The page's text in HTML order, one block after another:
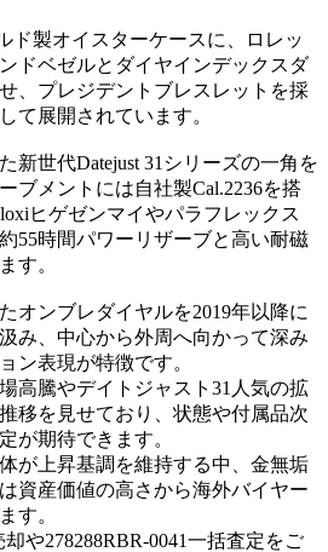
ド製オイスターケースに、ロレッ
ドベゼルとダイヤインデックスダ
、プレジデントブレスレットを採
て展開されています。
新世代Datejust 31シリーズの一角を
ブメントには自社製Cal.2236を搭
ヒゲゼンマイやパラフレックス
55時間パワーリザーブと高い耐磁
す。
オンブレダイヤルを2019年以降に
み、中心から外周へ向かって深み
ン表現が特徴です。
高騰やデイトジャスト31人気の拡
移を見せており、状態や付属品次
が期待できます。
が上昇基調を維持する中、金無垢
資産価値の高さから海外バイヤー
す。
却や278288RBR-0041一括査定をご